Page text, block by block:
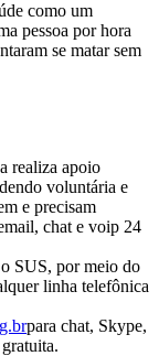
como um
pessoa por hora
se matar sem
realiza apoio
voluntária e
e precisam
chat e voip 24
SUS, por meio do
linha telefônica
para chat, Skype,